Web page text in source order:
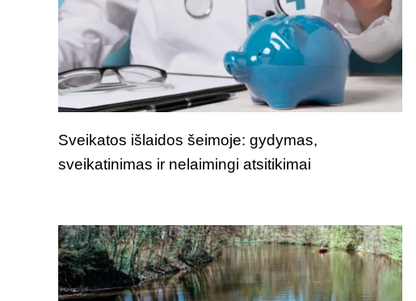
Sveikatos išlaidos šeimoje: gydymas,
sveikatinimas ir nelaimingi atsitikimai